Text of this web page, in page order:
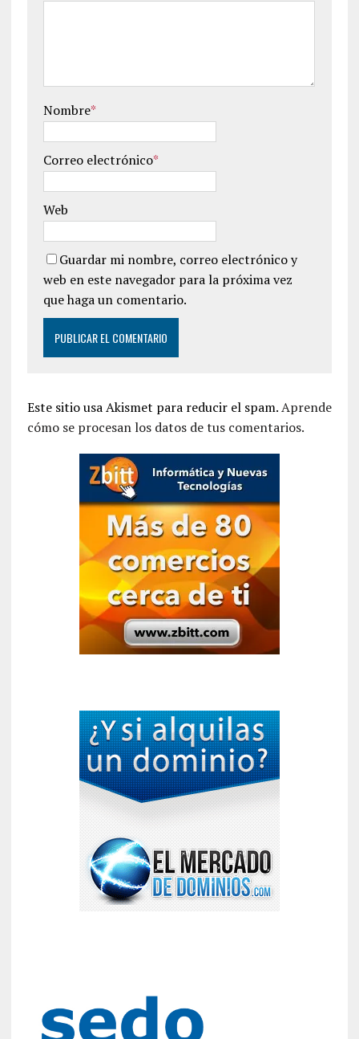
Nombre*
Correo electrónico*
Web
Guardar mi nombre, correo electrónico y
web en este navegador para la próxima vez
que haga un comentario.
Este sitio usa Akismet para reducir el spam.Aprende
cómo se procesan los datos de tus comentarios.